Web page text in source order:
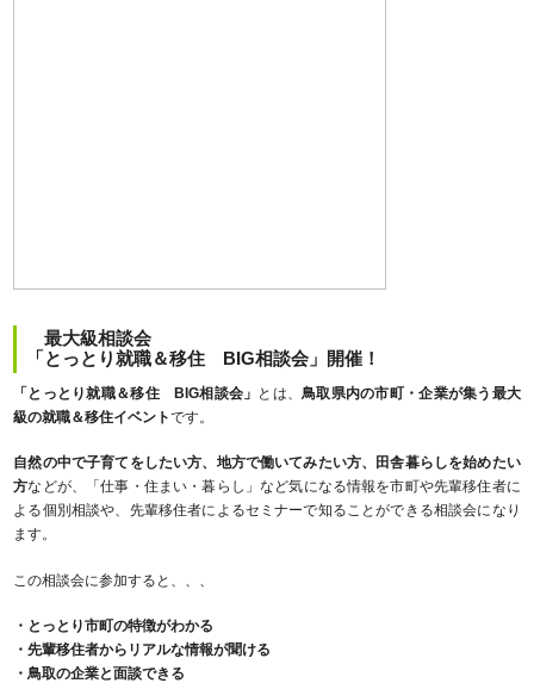
最大級相談会
「とっとり就職＆移住 BIG相談会」開催！
「とっとり就職＆移住 BIG相談会」 とは、鳥取県内の市町・企業が集う最大
級の就職＆移住イベントです。
自然の中で子育てをしたい方、地方で働いてみたい方、田舎暮らしを始めたい
方などが、「仕事・住まい・暮らし」など気になる情報を市町や先輩移住者に
よる個別相談や、先輩移住者によるセミナーで知ることができる相談会になり
ます。
この相談会に参加すると、、、
・とっとり市町の特徴がわかる
・先輩移住者からリアルな情報が聞ける
・鳥取の企業と面談できる